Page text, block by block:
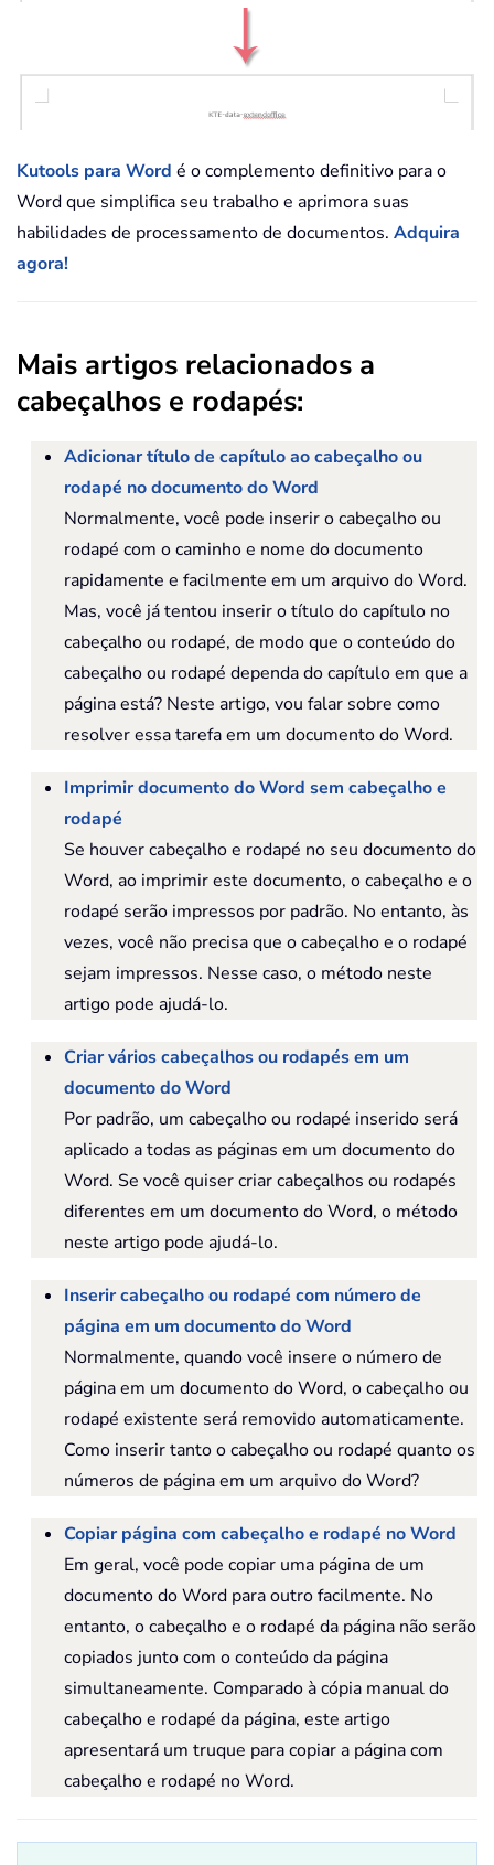
Kutools para Word é o complemento definitivo para o
Word que simplifica seu trabalho e aprimora suas
habilidades de processamento de documentos. Adquira
agora!
Mais artigos relacionados a
cabeçalhos e rodapés:
Adicionar título de capítulo ao cabeçalho ou
rodapé no documento do Word
Normalmente, você pode inserir o cabeçalho ou
rodapé com o caminho e nome do documento
rapidamente e facilmente em um arquivo do Word.
Mas, você já tentou inserir o título do capítulo no
cabeçalho ou rodapé, de modo que o conteúdo do
cabeçalho ou rodapé dependa do capítulo em que a
página está? Neste artigo, vou falar sobre como
resolver essa tarefa em um documento do Word.
Imprimir documento do Word sem cabeçalho e
rodapé
Se houver cabeçalho e rodapé no seu documento do
Word, ao imprimir este documento, o cabeçalho e o
rodapé serão impressos por padrão. No entanto, às
vezes, você não precisa que o cabeçalho e o rodapé
sejam impressos. Nesse caso, o método neste
artigo pode ajudá-lo.
Criar vários cabeçalhos ou rodapés em um
documento do Word
Por padrão, um cabeçalho ou rodapé inserido será
aplicado a todas as páginas em um documento do
Word. Se você quiser criar cabeçalhos ou rodapés
diferentes em um documento do Word, o método
neste artigo pode ajudá-lo.
Inserir cabeçalho ou rodapé com número de
página em um documento do Word
Normalmente, quando você insere o número de
página em um documento do Word, o cabeçalho ou
rodapé existente será removido automaticamente.
Como inserir tanto o cabeçalho ou rodapé quanto os
números de página em um arquivo do Word?
Copiar página com cabeçalho e rodapé no Word
Em geral, você pode copiar uma página de um
documento do Word para outro facilmente. No
entanto, o cabeçalho e o rodapé da página não serão
copiados junto com o conteúdo da página
simultaneamente. Comparado à cópia manual do
cabeçalho e rodapé da página, este artigo
apresentará um truque para copiar a página com
cabeçalho e rodapé no Word.